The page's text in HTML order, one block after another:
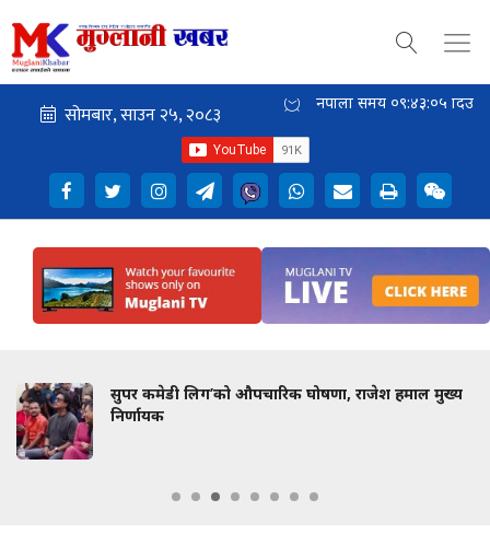
नेपाली समय ०९:४३:०६ दिउँसो
सुपर कमेडी लिग’को औपचारिक घोषणा, राजेश हमाल मुख्य
निर्णायक